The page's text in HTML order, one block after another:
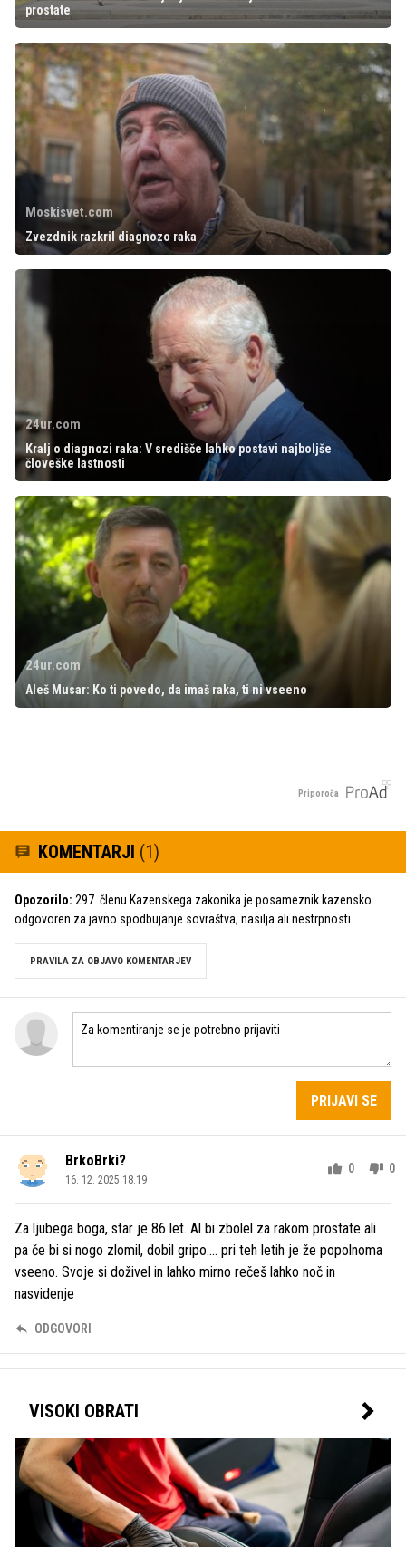
prostate
Moskisvet.com
Zvezdnik razkril diagnozo raka
24ur.com
Kralj o diagnozi raka: V središče lahko postavi najboljše
človeške lastnosti
24ur.com
Aleš Musar: Ko ti povedo, da imaš raka, ti ni vseeno
Priporoča
KOMENTARJI (1)
Opozorilo: 297. členu Kazenskega zakonika je posameznik kazensko
odgovoren za javno spodbujanje sovraštva, nasilja ali nestrpnosti.
PRAVILA ZA OBJAVO KOMENTARJEV
PRIJAVI SE
BrkoBrki?
16. 12. 2025 18.19
0 0
Za ljubega boga, star je 86 let. Al bi zbolel za rakom prostate ali
pa če bi si nogo zlomil, dobil gripo.... pri teh letih je že popolnoma
vseeno. Svoje si doživel in lahko mirno rečeš lahko noč in
nasvidenje
ODGOVORI
VISOKI OBRATI